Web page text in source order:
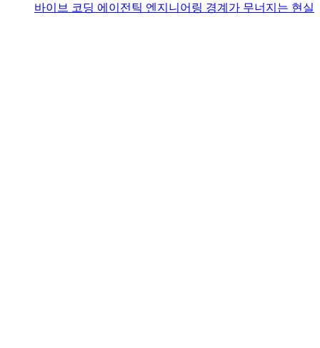
바이브 코딩 에이전틱 엔지니어링 경계가 무너지는 현실